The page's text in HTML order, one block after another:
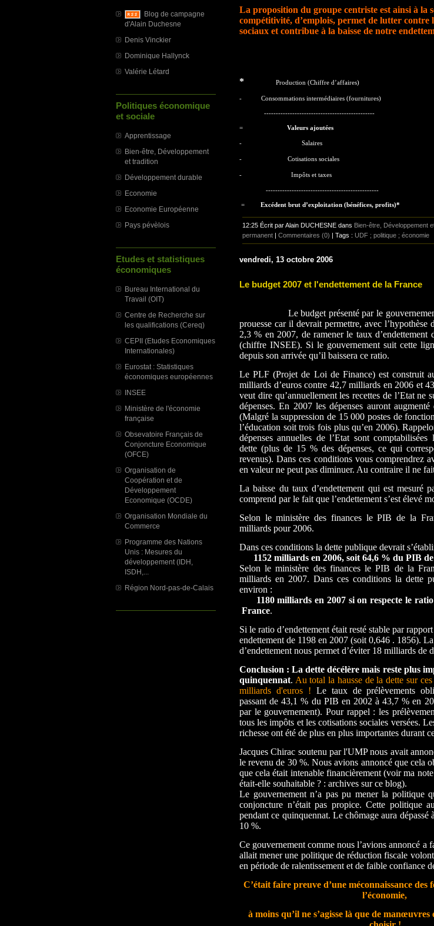
Blog de campagne
d'Alain Duchesne
Denis Vinckier
Dominique Hallynck
Valérie Létard
Politiques économique
et sociale
Apprentissage
Bien-être, Développement
et tradition
Développement durable
Economie
Economie Européenne
Pays pévèlois
Etudes et statistiques
économiques
Bureau International du
Travail (OIT)
Centre de Recherche sur
les qualifications (Cereq)
CEPII (Etudes Economiques
Internationales)
Eurostat : Statistiques
économiques européennes
INSEE
Ministère de l'économie
française
Obsevatoire Français de
Conjoncture Economique
(OFCE)
Organisation de
Coopération et de
Développement
Economique (OCDE)
Organisation Mondiale du
Commerce
Programme des Nations
Unis : Mesures du
développement (IDH,
ISDH,...
Région Nord-pas-de-Calais
La proposition du groupe centriste est ainsi à la
compétitivité, d’emplois, permet de lutter contre
sociaux et contribue à la baisse de notre
* Production (Chiffre d’affaires)
- Consommations intermédiaires (fournitures)
-----------------------------------------------
= Valeurs ajoutées
- Salaires
- Cotisations sociales
- Impôts et taxes
------------------------------------------------
= Excédent brut d’exploitation (bénéfices, profits)*
12:25 Écrit par Alain DUCHESNE dans Bien-être, Développement
permanent | Commentaires (0) | Tags : UDF ; politique ; économie
vendredi, 13 octobre 2006
Le budget 2007 et l'endettement de la France
Le budget présenté par le gouvernement
prouesse car il devrait permettre, avec l’hypothèse
2,3 % en 2007, de ramener le taux
(chiffre INSEE). Si le gouvernement suit cette
depuis son arrivée qu’il baissera ce ratio.
Le PLF (Projet de Loi de Finance) est construit
milliards d’euros contre 42,7 milliards en 2006 et
veut dire qu’annuellement les recettes de l’Etat ne
dépenses. En 2007 les dépenses auront
(Malgré la suppression de 15 000 postes de
l’éducation soit trois fois plus qu’en 2006).
dépenses annuelles de l’Etat sont comptabilisées
dette (plus de 15 % des dépenses, ce qui
revenus). Dans ces conditions vous comprendrez
en valeur ne peut pas diminuer. Au contraire il ne
La baisse du taux d’endettement qui est mesuré
comprend par le fait que l’endettement s’est élevé
Selon le ministère des finances le PIB de la
milliards pour 2006.
Dans ces conditions la dette publique devrait
1152 milliards en 2006, soit 64,6 % du PIB
Selon le ministère des finances le PIB de la
milliards en 2007. Dans ces conditions la dette
environ :
1180 milliards en 2007 si on respecte le
France.
Si le ratio d’endettement était resté stable par
endettement de 1198 en 2007 (soit 0,646 . 1856).
d’endettement nous permet d’éviter 18 milliards de
Conclusion : La dette décélère mais reste plus
quinquennat. Au total la hausse de la dette sur
milliards d'euros ! Le taux de prélèvements
passant de 43,1 % du PIB en 2002 à 43,7 % en
par le gouvernement). Pour rappel : les
tous les impôts et les cotisations sociales versées.
richesse ont été de plus en plus importantes durant
Jacques Chirac soutenu par l'UMP nous avait
le revenu de 30 %. Nous avions annoncé que cela
que cela était intenable financièrement (voir ma
était-elle souhaitable ? : archives sur ce blog).
Le gouvernement n’a pas pu mener la politique
conjoncture n’était pas propice. Cette politique
pendant ce quinquennat. Le chômage aura dépassé
10 %.
Ce gouvernement comme nous l’avions annoncé a
allait mener une politique de réduction fiscale
en période de ralentissement et de faible confiance
C’était faire preuve d’une méconnaissance des
l’économie,
à moins qu’il ne s’agisse là que de manœuvres